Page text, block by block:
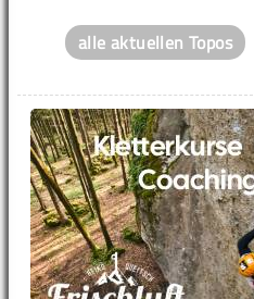
alle aktuellen Topos